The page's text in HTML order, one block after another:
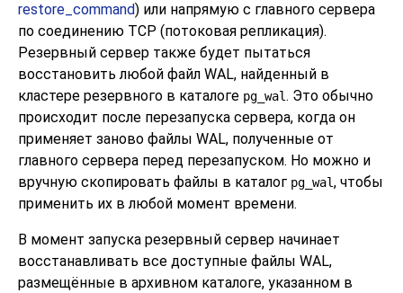
restore_command) или напрямую с главного сервера
по соединению TCP (потоковая репликация).
Резервный сервер также будет пытаться
восстановить любой файл WAL, найденный в
кластере резервного в каталоге pg_wal. Это обычно
происходит после перезапуска сервера, когда он
применяет заново файлы WAL, полученные от
главного сервера перед перезапуском. Но можно и
вручную скопировать файлы в каталог pg_wal, чтобы
применить их в любой момент времени.
В момент запуска резервный сервер начинает
восстанавливать все доступные файлы WAL,
размещённые в архивном каталоге, указанном в